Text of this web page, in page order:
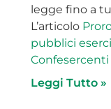
legge fino a
L’articolo
pubblici
Confesercenti
Leggi Tutto »